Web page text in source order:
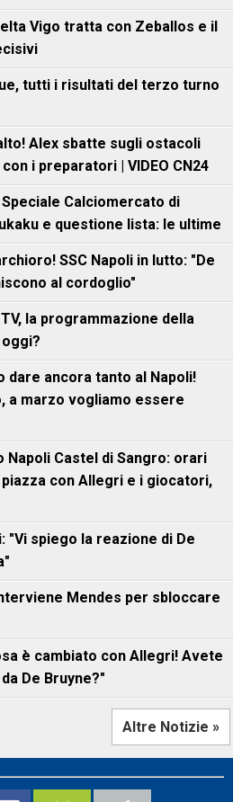
Vigo tratta con Zeballos e il
tutti i risultati del terzo turno
Alex sbatte sugli ostacoli
i preparatori | VIDEO CN24
Speciale Calciomercato di
e questione lista: le ultime
SSC Napoli in lutto: "De
al cordoglio"
la programmazione della
dare ancora tanto al Napoli!
a marzo vogliamo essere
Napoli Castel di Sangro: orari
con Allegri e i giocatori,
"Vi spiego la reazione di De
Mendes per sbloccare
è cambiato con Allegri! Avete
De Bruyne?"
Altre Notizie »